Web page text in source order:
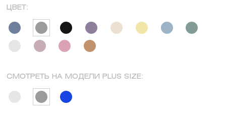
ЦВЕТ:
СМОТРЕТЬ НА МОДЕЛИ PLUS SIZE: